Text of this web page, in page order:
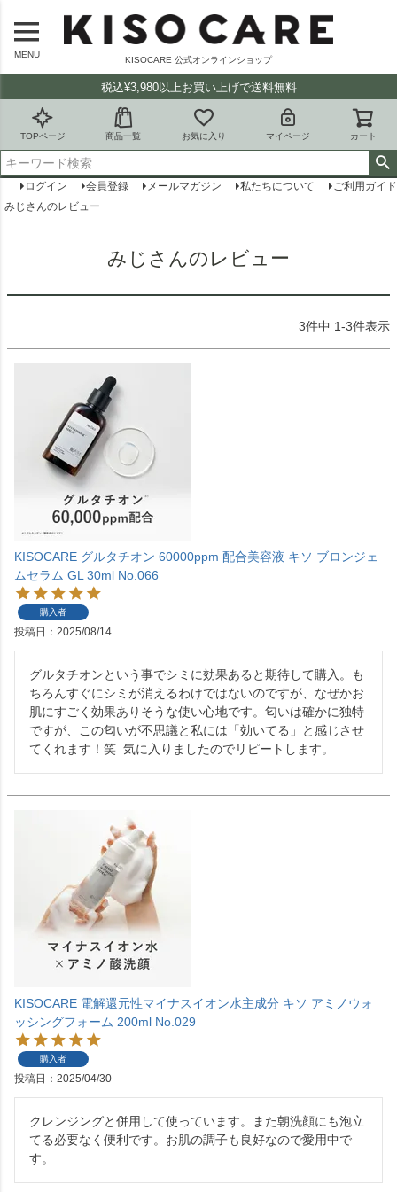
MENU
KISOCARE 公式オンラインショップ
税込¥3,980以上お買い上げで送料無料
TOPページ 商品一覧 お気に入り マイページ カート
ログイン 会員登録 メールマガジン 私たちについて
ご利用ガイド
みじさんのレビュー
みじさんのレビュー
3件中 1-3件表示
KISOCARE グルタチオン 60000ppm 配合美容液 キソ ブロンジェ
ムセラム GL 30ml No.066
購入者
投稿日 2025/08/14
グルタチオンという事でシミに効果あると期待して購入。も
ちろんすぐにシミが消えるわけではないのですが、なぜかお
肌にすごく効果ありそうな使い心地です。匂いは確かに独特
ですが、この匂いが不思議と私には「効いてる」と感じさせ
てくれます！笑  気に入りましたのでリピートします。
KISOCARE 電解還元性マイナスイオン水主成分 キソ アミノウォ
ッシングフォーム 200ml No.029
購入者
投稿日 2025/04/30
クレンジングと併用して使っています。また朝洗顔にも泡立
てる必要なく便利です。お肌の調子も良好なので愛用中で
す。